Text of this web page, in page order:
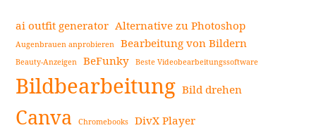
und
für
beeindruckende
Fotos
weiterlesen
Seitenleiste
ai outfit generator Alternative zu Photoshop
Augenbrauen anprobieren Bearbeitung von Bildern
Beauty-Anzeigen BeFunky Beste Videobearbeitungssoftware
Bildbearbeitung Bild drehen
Canva Chromebooks DivX Player